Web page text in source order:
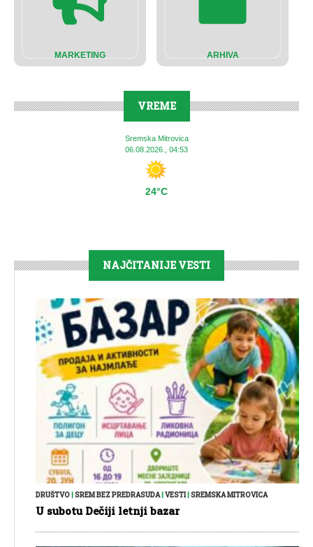
MARKETING ARHIVA
VREME
Sremska Mitrovica
06.08.2026., 04:53
24°C
NAJČITANIJE VESTI
DRUŠTVO SREM BEZ PREDRASUDA| VESTI| SREMSKA MITROVICA
U subotu Dečiji letnji bazar